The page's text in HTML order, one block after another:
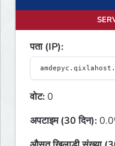
पता (IP):
वोट:0
अपटाइम (30 दिन):